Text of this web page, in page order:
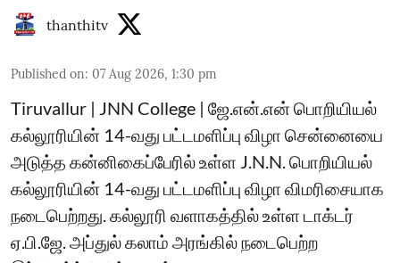
thanthitv
Published on: 07 Aug 2026, 1:30 pm
Tiruvallur | JNN College | ஜே.என்.என் பொறியியல்
கல்லூரியின் 14-வது பட்டமளிப்பு விழா சென்னையை
அடுத்த கன்னிகைப்பேரில் உள்ள J.N.N. பொறியியல்
கல்லூரியின் 14-வது பட்டமளிப்பு விழா விமரிசையாக
நடைபெற்றது. கல்லூரி வளாகத்தில் உள்ள டாக்டர்
ஏ.பி.ஜே. அப்துல் கலாம் அரங்கில் நடைபெற்ற